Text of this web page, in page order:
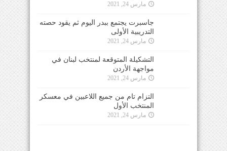
مارس 24, 2021
جاسبرت يجتمع ببدر اليوم ثم يقود حصته
التدريبية الأولى
مارس 24, 2021
التشكيلة المتوقعة لمنتخب لبنان في
مواجهة الأردن
مارس 24, 2021
التزام تام من جميع اللاعبين في معسكر
المنتخب الأول
مارس 24, 2021